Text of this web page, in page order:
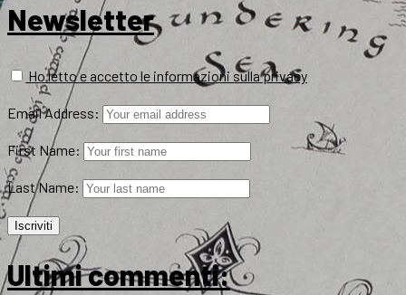
Newsletter
Ho letto e accetto le informazioni sulla privacy
Email Address:
First Name:
Last Name:
Ultimi commenti: